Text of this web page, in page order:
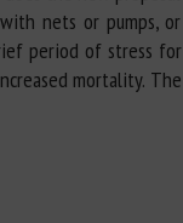
nets or pumps, or
period of stress for
mortality. The